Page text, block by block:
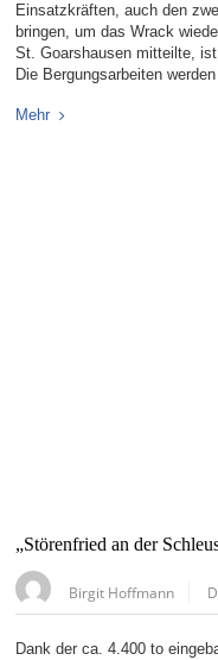
Einsatzkräften, auch den
bringen, um das Wrack
St. Goarshausen mitteilte,
Die Bergungsarbeiten
Mehr
„Störenfried an der
Birgit Hoffmann
Dank der ca. 4.400 to